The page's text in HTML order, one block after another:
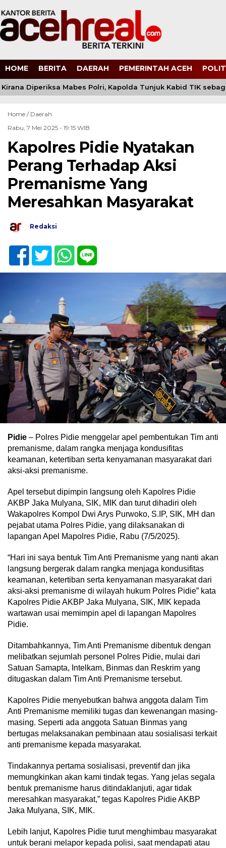
HOME BERITA DAERAH PEMERINTAH ACEH
Diperiksa Mabes Polri, Kapolda Tunjuk Kabid TIK
Home / Daerah
Rabu, 7 Mei 2025 - 19:15 WIB
Kapolres Pidie Nyatakan
Perang Terhadap Aksi
Premanisme Yang
Meresahkan Masyarakat
Redaksi
Pidie – Polres Pidie menggelar apel pembentukan Tim anti
premanisme, dalam rangka menjaga kondusifitas
keamanan, ketertiban serta kenyamanan masyarakat dari
aksi-aksi premanisme.
Apel tersebut dipimpin langsung oleh Kapolres Pidie
AKBP Jaka Mulyana, SIK, MIK dan turut dihadiri oleh
Wakapolres Kompol Dwi Arys Purwoko, S.IP, SIK, MH dan
pejabat utama Polres Pidie, yang dilaksanakan di
lapangan Apel Mapolres Pidie, Rabu (7/5/2025).
“Hari ini saya bentuk Tim Anti Premanisme yang nanti akan
langsung bergerak dalam rangka menjaga kondusifitas
keamanan, ketertiban serta kenyamanan masyarakat dari
aksi-aksi premanisme di wilayah hukum Polres Pidie” kata
Kapolres Pidie AKBP Jaka Mulyana, SIK, MIK kepada
wartawan usai memimpin apel di lapangan Mapolres
Pidie.
Ditambahkannya, Tim Anti Premanisme dibentuk dengan
melibatkan sejumlah personel Polres Pidie, mulai dari
Satuan Samapta, Intelkam, Binmas dan Reskrim yang
ditugaskan dalam Tim Anti Premanisme tersebut.
Kapolres Pidie menyebutkan bahwa anggota dalam Tim
Anti Premanisme memiliki tugas dan kewenangan masing-
masing. Seperti ada anggota Satuan Binmas yang
bertugas melaksanakan pembinaan atau sosialisasi terkait
anti premanisme kepada masyarakat.
Tindakannya pertama sosialisasi, preventif dan jika
memungkinkan akan kami tindak tegas. Yang jelas segala
bentuk premanisme harus ditindaklanjuti, agar tidak
meresahkan masyarakat,” tegas Kapolres Pidie AKBP
Jaka Mulyana, SIK, MIK.
Lebih lanjut, Kapolres Pidie turut menghimbau masyarakat
untuk berani melapor kepada polisi, saat mendapati atau